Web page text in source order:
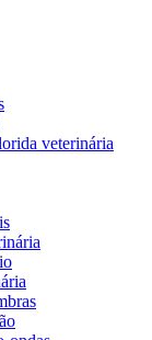
veterinária